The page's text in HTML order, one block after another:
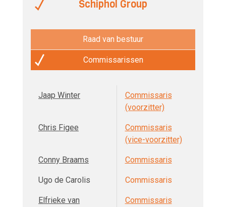
Schiphol Group
Raad van bestuur
Commissarissen
Jaap Winter
Commissaris
(voorzitter)
Chris Figee
Commissaris
(vice-voorzitter)
Conny Braams Commissaris
Ugo de Carolis Commissaris
Elfrieke van
Commissaris